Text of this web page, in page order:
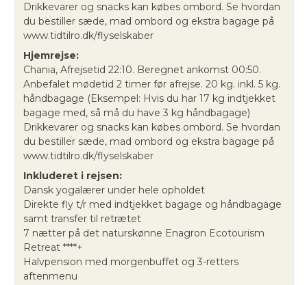
Drikkevarer og snacks kan købes ombord. Se hvordan
du bestiller sæde, mad ombord og ekstra bagage på
www.tidtilro.dk/flyselskaber
Hjemrejse:
Chania, Afrejsetid 22:10. Beregnet ankomst 00:50.
Anbefalet mødetid 2 timer før afrejse. 20 kg. inkl. 5 kg.
håndbagage (Eksempel: Hvis du har 17 kg indtjekket
bagage med, så må du have 3 kg håndbagage)
Drikkevarer og snacks kan købes ombord. Se hvordan
du bestiller sæde, mad ombord og ekstra bagage på
www.tidtilro.dk/flyselskaber
Inkluderet i rejsen:
Dansk yogalærer under hele opholdet
Direkte fly t/r med indtjekket bagage og håndbagage
samt transfer til retrætet
7 nætter på det naturskønne Enagron Ecotourism
Retreat ****+
Halvpension med morgenbuffet og 3-retters
aftenmenu